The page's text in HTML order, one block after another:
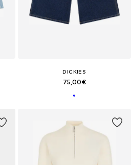
DICKIES
75,00€